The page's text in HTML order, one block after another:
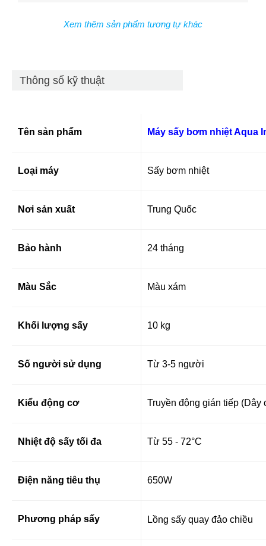
Xem thêm sản phẩm tương tự khác
Thông số kỹ thuật
Tên sản phẩm Máy sấy bơm nhiệt Aqua
Loại máy Sấy bơm nhiệt
Nơi sản xuất Trung Quốc
Bảo hành 24 tháng
Màu Sắc Màu xám
Khối lượng sấy 10 kg
Số người sử dụng Từ 3-5 người
Kiểu động cơ Truyền động gián tiếp (Dây
Nhiệt độ sấy tối đa Từ 55 - 72°C
Điện năng tiêu thụ 650W
Phương pháp sấy Lồng sấy quay đảo chiều